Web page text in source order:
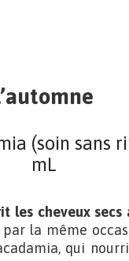
(soin sans
mL
les cheveux
la même
qui